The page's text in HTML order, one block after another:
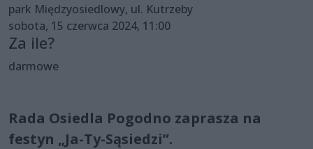
park Międzyosiedlowy, ul. Kutrzeby
sobota, 15 czerwca 2024, 11:00
Za ile?
darmowe
Rada Osiedla Pogodno zaprasza na
festyn „Ja-Ty-Sąsiedzi”.